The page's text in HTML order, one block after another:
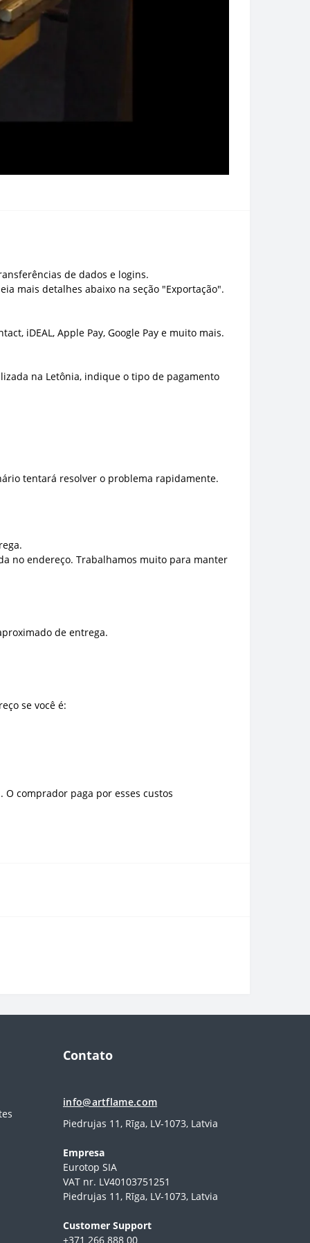
de dados e logins.
mais detalhes abaixo na seção "Exportação".
iDEAL, Apple Pay, Google Pay e muito mais.
na Letônia, indique o tipo de pagamento
tentará resolver o problema rapidamente.
no endereço. Trabalhamos muito para manter
de entrega.
se você é:
comprador paga por esses custos
Contato
info@artflame.com
Piedrujas 11, Rīga, LV-1073, Latvia
Empresa
Eurotop SIA
VAT nr. LV40103751251
Piedrujas 11, Rīga, LV-1073, Latvia
Сustomer Support
+371 266 888 00